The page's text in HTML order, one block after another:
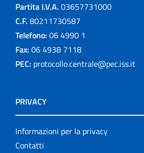
Partita I.V.A. 03657731000
C.F. 80211730587
Telefono: 06 4990 1
Fax: 06 4938 7118
PEC: protocollo.centrale@pec.iss.it
PRIVACY
Informazioni per la privacy
Contatti